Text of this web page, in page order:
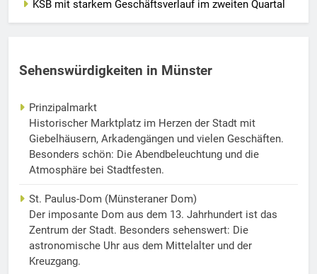
KSB mit starkem Geschäftsverlauf im zweiten Quartal
Sehenswürdigkeiten in Münster
Prinzipalmarkt
Historischer Marktplatz im Herzen der Stadt mit
Giebelhäusern, Arkadengängen und vielen Geschäften.
Besonders schön: Die Abendbeleuchtung und die
Atmosphäre bei Stadtfesten.
St. Paulus-Dom (Münsteraner Dom)
Der imposante Dom aus dem 13. Jahrhundert ist das
Zentrum der Stadt. Besonders sehenswert: Die
astronomische Uhr aus dem Mittelalter und der
Kreuzgang.